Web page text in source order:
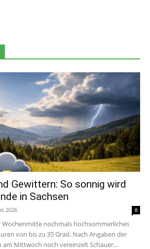
Gewittern: So sonnig wird
in Sachsen
2026 0
Wochenmitte nochmals hochsommerliches
von bis zu 35 Grad. Nach Angaben der
Mittwoch noch vereinzelt Schauer...